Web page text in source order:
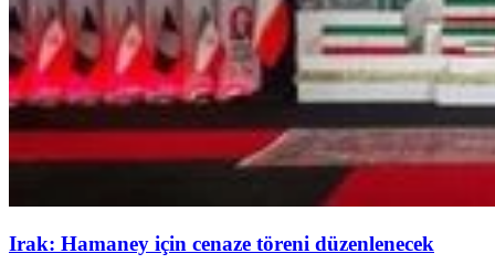
Irak: Hamaney için cenaze töreni düzenlenecek